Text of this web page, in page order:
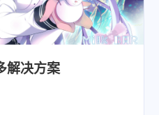
解决方案